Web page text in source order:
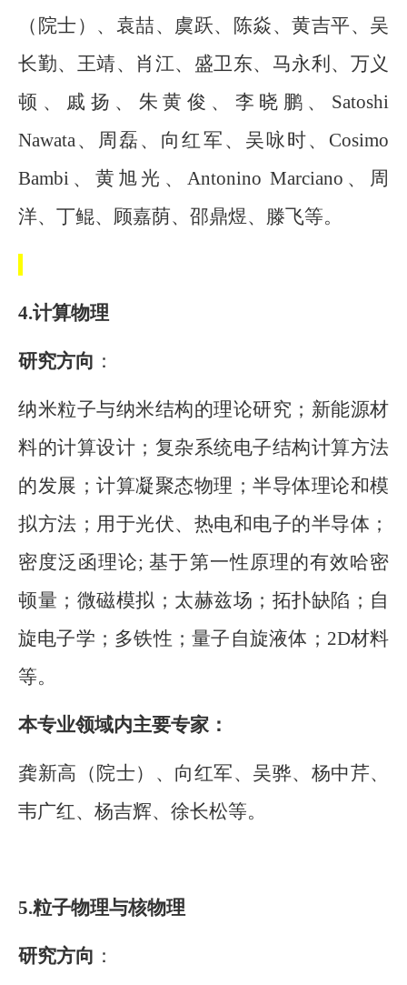
（院士）、袁喆、虞跃、陈焱、黄吉平、吴
长勤、王靖、肖江、盛卫东、马永利、万义
顿、戚扬、朱黄俊、李晓鹏、 Satoshi
Nawata、周磊、向红军、吴咏时、 Cosimo
Bambi 、黄旭光、 Antonino Marciano 、周
洋、丁鲲、顾嘉荫、邵鼎煜、滕飞等。
4.计算物理
研究方向 ：
纳米粒子与纳米结构的理论研究；新能源材
料的计算设计；复杂系统电子结构计算方法
的发展；计算凝聚态物理；半导体理论和模
拟方法；用于光伏、热电和电子的半导体；
密度泛函理论;基于第一性原理的有效哈密
顿量；微磁模拟；太赫兹场；拓扑缺陷；自
旋电子学；多铁性；量子自旋液体； 2D材料
等。
本专业领域内主要专家：
龚新高（院士）、向红军、吴骅、杨中芹、
韦广红、杨吉辉、徐长松等。
5.粒子物理与核物理
研究方向 ：